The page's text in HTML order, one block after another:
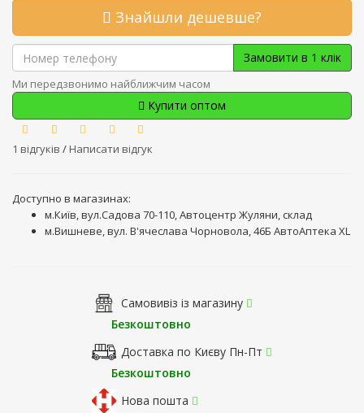
Знайшли дешевше?
Замовити в 1 клік
Ми передзвонимо найближчим часом
Купити оптом
1 відгуків / Написати відгук
Доступно в магазинах:
м.Київ, вул.Садова 70-110, Автоцентр Жуляни, склад
м.Вишневе, вул. В'ячеслава Чорновола, 46Б АвтоАптека XL
Самовивіз із магазину
Безкоштовно
Доставка по Києву Пн-Пт
Безкоштовно
Нова пошта